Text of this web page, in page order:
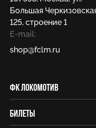
Большая
125, строение 1
E-mail:
shop@fсlm.ru
ФК Локомотив
Билеты